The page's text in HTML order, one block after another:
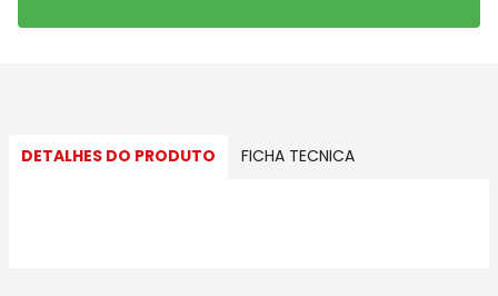
DETALHES DO PRODUTO FICHA TECNICA